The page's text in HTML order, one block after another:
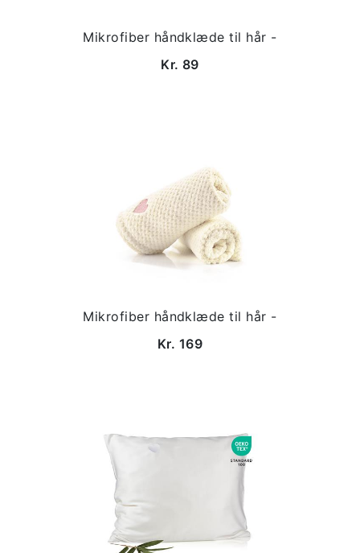
Mikrofiber håndklæde til hår -
Kr. 89
Mikrofiber håndklæde til hår -
Kr. 169